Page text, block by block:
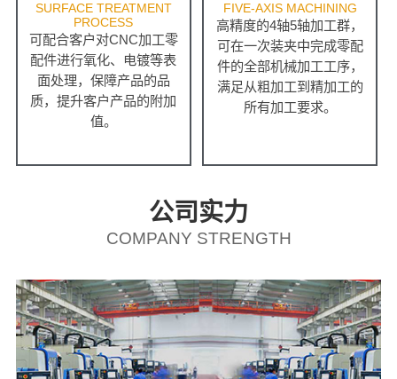
SURFACE TREATMENT
PROCESS
可配合客户对CNC加工零
配件进行氧化、电镀等表
面处理，保障产品的品
质，提升客户产品的附加
值。
FIVE-AXIS MACHINING
高精度的4轴5轴加工群，
可在一次装夹中完成零配
件的全部机械加工工序，
满足从粗加工到精加工的
所有加工要求。
公司实力
COMPANY STRENGTH